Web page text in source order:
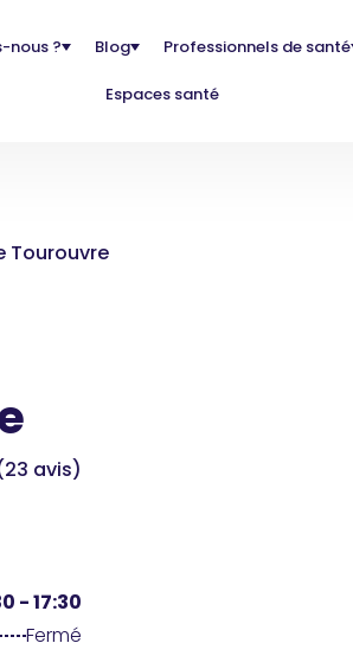
nous ? Blog Professionnels de santé
Espaces santé
Tourouvre
avis)
- 17:30
Fermé